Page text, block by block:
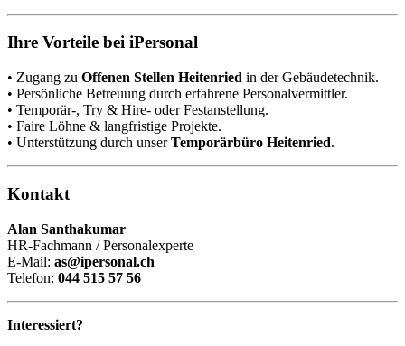
Ihre Vorteile bei iPersonal
• Zugang zu Offenen Stellen Heitenried in der Gebäudetechnik.
• Persönliche Betreuung durch erfahrene Personalvermittler.
• Temporär-, Try & Hire- oder Festanstellung.
• Faire Löhne & langfristige Projekte.
• Unterstützung durch unserTemporärbüro Heitenried.
Kontakt
Alan Santhakumar
HR-Fachmann / Personalexperte
E-Mail: as@ipersonal.ch
Telefon: 044 515 57 56
Interessiert?